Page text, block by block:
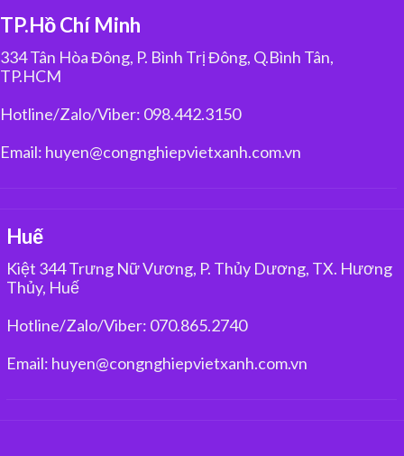
TP.Hồ Chí Minh
334 Tân Hòa Đông, P. Bình Trị Đông, Q.Bình Tân,
TP.HCM
Hotline/Zalo/Viber: 098.442.3150
Email: huyen@congnghiepvietxanh.com.vn
Huế
Kiệt 344 Trưng Nữ Vương, P. Thủy Dương, TX. Hương
Thủy, Huế
Hotline/Zalo/Viber: 070.865.2740
Email: huyen@congnghiepvietxanh.com.vn